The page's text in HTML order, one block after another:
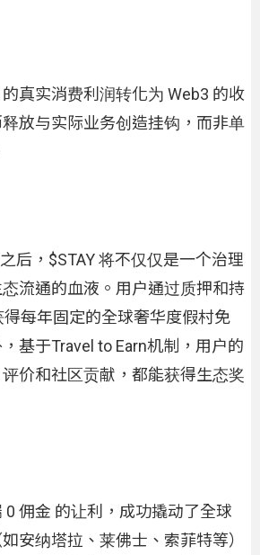
真实消费利润转化为 Web3 的收
放与实际业务创造挂钩，而非单
后，$STAY 将不仅仅是一个治理
流通的血液。用户通过质押和持
得每年固定的全球奢华度假村免
基于Travel to Earn机制，用户的
价和社区贡献，都能获得生态奖
佣金 的让利，成功撬动了全球
安纳塔拉、莱佛士、索菲特等）